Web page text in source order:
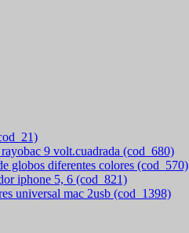
rayobac 9 volt.cuadrada (cod_680)
globos diferentes colores (cod_570)
iphone 5, 6 (cod_821)
universal mac 2usb (cod_1398)